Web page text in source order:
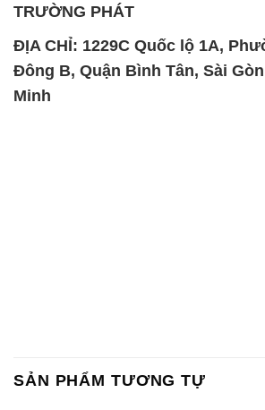
TRƯỜNG PHÁT
ĐỊA CHỈ: 1229C Quốc lộ 1A,
Đông B, Quận Bình Tân, Sài
Minh
SẢN PHẨM TƯƠNG TỰ